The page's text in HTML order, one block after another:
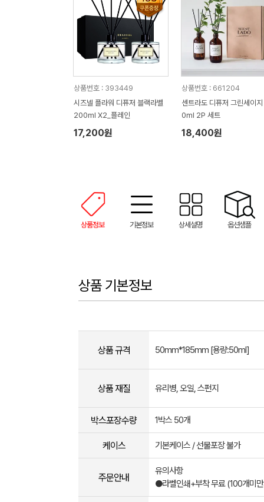
상품번호 : 393449
시즈넬 플라워 디퓨저 블랙라벨
200ml X2_플레인
17,200원
상품번호 : 661204
센트라도 디퓨저 그린세이
0ml 2P 세트
18,400원
상품정보 기본정보 상세설명 옵션샘플
상품 기본정보
상품 규격 50mm*185mm [용량:50ml]
상품 재질 유리병, 오일, 스펀지
박스포장수량 1박스 50개
케이스 기본케이스 / 선물포장 불가
주문안내
유의사항
●라벨인쇄+부착 무료 (100개미